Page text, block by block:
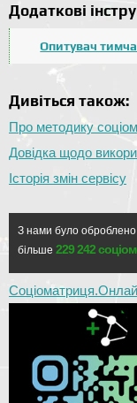
Додаткові
Опитувач
Дивіться також:
Про методику
Довідка щодо
Історія змін сервісу
З нами було оброблено
більше 229 242